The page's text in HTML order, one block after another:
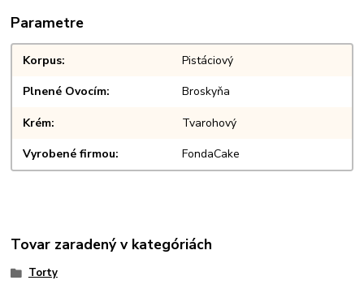
Parametre
Korpus Pistáciový
Plnené Ovocím Broskyňa
Krém Tvarohový
Vyrobené firmou FondaCake
Tovar zaradený v kategóriách
Torty